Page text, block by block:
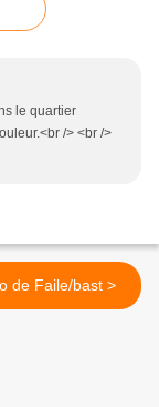
le quartier
/> <br />
expo fluo de Faile/bast >